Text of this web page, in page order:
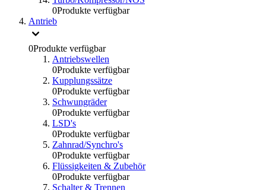
0Produkte verfügbar
Antrieb
0Produkte verfügbar
Antriebswellen
0Produkte verfügbar
Kupplungssätze
0Produkte verfügbar
Schwungräder
0Produkte verfügbar
LSD's
0Produkte verfügbar
Zahnrad/Synchro's
0Produkte verfügbar
Flüssigkeiten & Zubehör
0Produkte verfügbar
Schalter & Trennen